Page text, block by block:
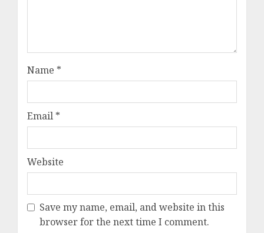
Name *
Email *
Website
Save my name, email, and website in this
browser for the next time I comment.